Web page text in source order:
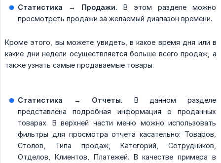
Статистика → Продажи. В этом разделе можно
просмотреть продажи за желаемый диапазон времени.
Кроме этого, вы можете увидеть, в какое время дня или в
какие дни недели осуществляется больше всего продаж, а
также узнать самые продаваемые товары.
Статистика → Отчеты. В данном разделе
представлена подробная информация о проданных
товарах. В верхней части меню можно использовать
фильтры для просмотра отчета касательно: Товаров,
Столов, Типа продаж, Категорий, Сотрудников,
Отделов, Клиентов, Платежей. В качестве примера в